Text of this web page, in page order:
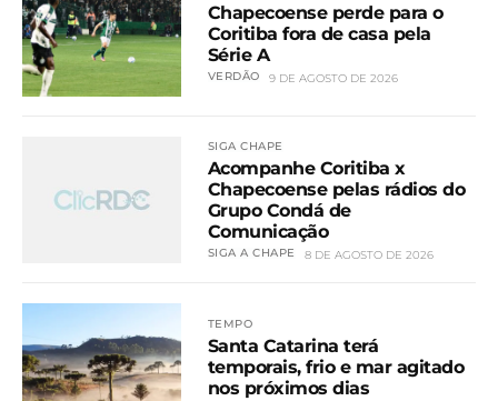
Chapecoense perde para o
Coritiba fora de casa pela
Série A
VERDÃO 9 DE AGOSTO DE 2026
SIGA CHAPE
Acompanhe Coritiba x
Chapecoense pelas rádios do
Grupo Condá de
Comunicação
SIGA A CHAPE 8 DE AGOSTO DE 2026
TEMPO
Santa Catarina terá
temporais, frio e mar agitado
nos próximos dias